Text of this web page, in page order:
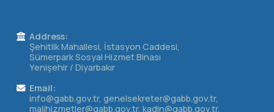
Address:
Şehitlik Mahallesi, İstasyon Caddesi,
Sümerpark Sosyal Hizmet Binası
Yenişehir / Diyarbakır
Email:
info@gabb.gov.tr, genelsekreter@gabb.gov.tr,
malihizmetler@gabb.gov.tr, kadin@gabb.gov.tr,